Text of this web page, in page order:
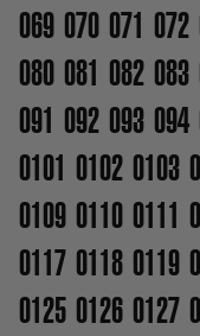
069 070 071 072
080 081 082 083
091 092 093 094
0101 0102 0103
0109 0110 0111
0117 0118 0119
0125 0126 0127